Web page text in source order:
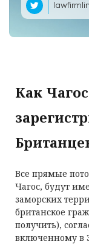
Как
Все прямые
Чагос, будут
заморских
британское
получить),
включенному в